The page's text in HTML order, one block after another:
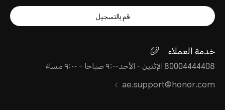
قم بالتسجيل
خدمة العملاء
80004444408 الإثنين - الأحد٩:٠٠ صباحا - ٩:٠٠ مساءً
ae.support@honor.com